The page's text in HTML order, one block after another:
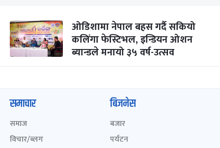
ओडिशामा नेपाल बहस गर्दै सकियो
कलिंगा फेस्टिभल, इन्डियन ओशन
ब्यान्डले मनायो ३५ वर्ष-उत्सव
समाचार
समाज
विचार/ब्लग
बिजनेस
बजार
पर्यटन